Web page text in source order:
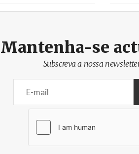
Mantenha-se
Subscreva a nossa